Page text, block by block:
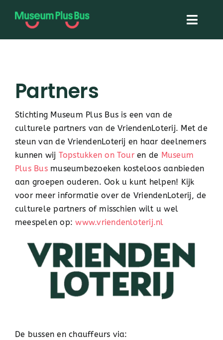
Museum Plus Bus
Topstukken On Tour
Over ons
Contact
Partners
Stichting Museum Plus Bus is een van de
culturele partners van de VriendenLoterij. Met de
steun van de VriendenLoterij en haar deelnemers
kunnen wij Topstukken on Touren de Museum
Plus Busmuseumbezoeken kosteloos aanbieden
aan groepen ouderen. Ook u kunt helpen! Kijk
voor meer informatie over de VriendenLoterij, de
culturele partners of misschien wilt u wel
meespelen op:www.vriendenloterij.nl
De bussen en chauffeurs via: